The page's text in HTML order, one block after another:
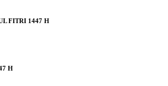
FITRI 1447 H
H